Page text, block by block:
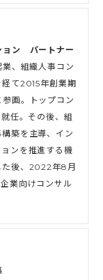
ョン パートナー
、組織人事コン
て2015年創業期
画。トップコン
任。その後、組
築を主導、イン
ンを推進する機
た後、2022年8月
業向けコンサル